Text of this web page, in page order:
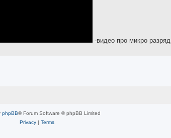
-видео про микро разряд
phpBB® Forum Software © phpBB Limited
Privacy| Terms